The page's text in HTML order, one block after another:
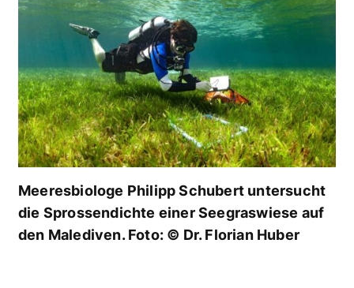
Meeresbiologe Philipp Schubert untersucht
die Sprossendichte einer Seegraswiese auf
den Malediven. Foto: © Dr. Florian Huber